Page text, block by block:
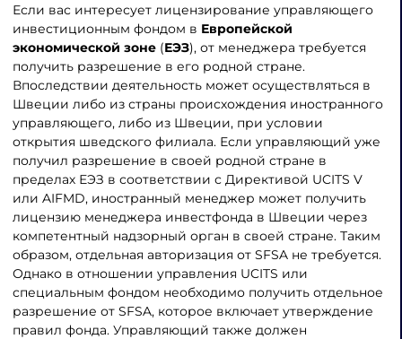
Если вас интересует лицензирование управляющего
инвестиционным фондом в Европейской
экономической зоне (ЕЭЗ), от менеджера требуется
получить разрешение в его родной стране.
Впоследствии деятельность может осуществляться в
Швеции либо из страны происхождения иностранного
управляющего, либо из Швеции, при условии
открытия шведского филиала. Если управляющий уже
получил разрешение в своей родной стране в
пределах ЕЭЗ в соответствии с Директивой UCITS V
или AIFMD, иностранный менеджер может получить
лицензию менеджера инвестфонда в Швеции через
компетентный надзорный орган в своей стране. Таким
образом, отдельная авторизация от SFSA не требуется.
Однако в отношении управления UCITS или
специальным фондом необходимо получить отдельное
разрешение от SFSA, которое включает утверждение
правил фонда. Управляющий также должен